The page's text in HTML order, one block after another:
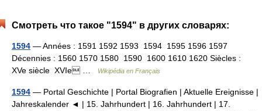
Смотреть что такое "1594" в других словарях:
1594 — Années : 1591 1592 1593 1594 1595 1596 1597
Décennies : 1560 1570 1580 1590 1600 1610 1620 Siècles :
XVe siècle XVIe …
Wikipédia en Français
1594 — Portal Geschichte | Portal Biografien | Aktuelle Ereignisse |
Jahreskalender ◄ | 15. Jahrhundert | 16. Jahrhundert | 17.